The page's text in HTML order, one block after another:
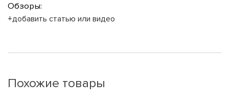
Обзоры:
+добавить статью или видео
Похожие товары